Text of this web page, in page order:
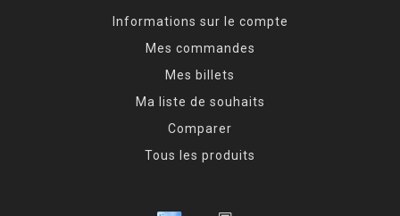
Informations sur le compte
Mes commandes
Mes billets
Ma liste de souhaits
Comparer
Tous les produits